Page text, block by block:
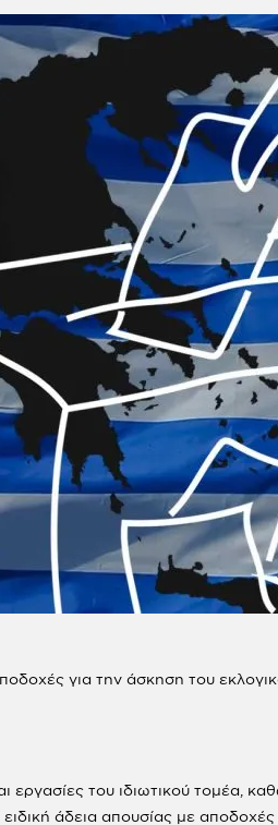
για την άσκηση του
εργασίες του ιδιωτικού τομέα,
άδεια απουσίας με